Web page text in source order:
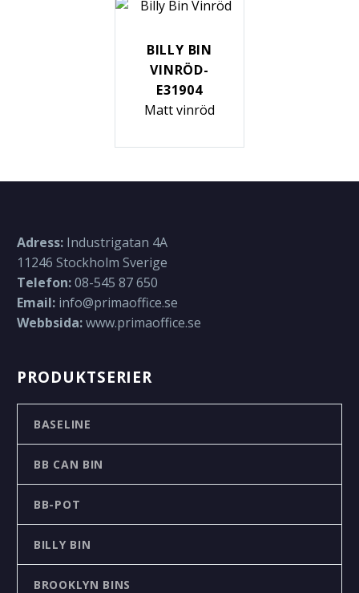
BILLY BIN
VINRÖD-
E31904
Matt vinröd
Adress: Industrigatan 4A
11246 Stockholm Sverige
Telefon:08-545 87 650
Email: info@primaoffice.se
Webbsida:www.primaoffice.se
PRODUKTSERIER
BASELINE
BB CAN BIN
BB-POT
BILLY BIN
BROOKLYN BINS